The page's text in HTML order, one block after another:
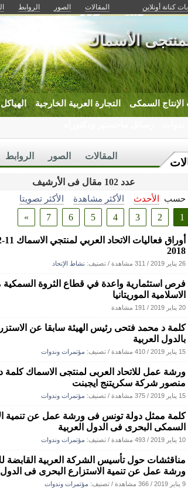
كنانة أونلاين المقالات الصور الروابط
الأسماك
الإنتاج السمكى التجارة العربية الخارجية
الروابط الصور المقالات
عدد 102 مقال فى الأرشيف
حسب الأحدث الأكثر مشاهدة
الأكثر تصويتا
1
2
3
4
5
6
7
»
2018
26 يناير 2019 / 311 مشاهدة / تصنيف: نشاط الإتحاد
فرص استثمارية واعدة في قطاع الثروة السمكية
الاسلامية الموريتانيا
20 يناير 2019 / 191 مشاهدة
كلمة د محمد فتحى رئيس الهيئة سابقا عن
بالدول العربية
15 يناير 2019 / 410 مشاهدة / تصنيف: مؤتمرات وندوات
ورشة عمل للاتحاد العربى لمنتجى الاسماك كلمة
منصور شركة سكريتنج ايجبنت
15 يناير 2019 / 375 مشاهدة / تصنيف: مؤتمرات وندوات
كلمة ممثل دولة تونس فى ورشة عمل عن تنمية
السمكى البحرى فى الدول العربية
10 يناير 2019 / 493 مشاهدة / تصنيف: مؤتمرات وندوات
مناقثشات حول تأسيس الشركة العربية القابضة
ورشة عمل عن تنمية الاستزارع البحرى فى الدول
9 يناير 2019 / 366 مشاهدة / تصنيف: مؤتمرات وندوات